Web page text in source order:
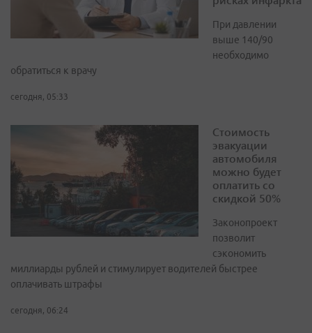
При давлении
выше 140/90
необходимо
обратиться к врачу
сегодня, 05:33
Стоимость
эвакуации
автомобиля
можно будет
оплатить со
скидкой 50%
Законопроект
позволит
сэкономить
миллиарды рублей и стимулирует водителей быстрее
оплачивать штрафы
сегодня, 06:24